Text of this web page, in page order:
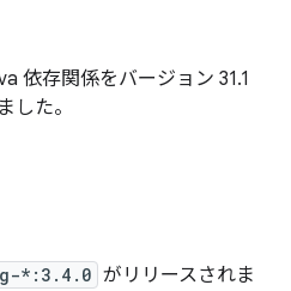
依存関係をバージョン 31.1
した。
*:3.4.0 がリリースされま